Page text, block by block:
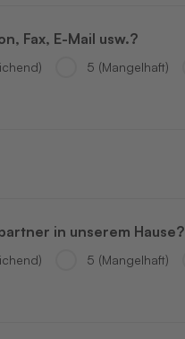
Fax, E-Mail usw.?
5 (Mangelhaft)
in unserem Hause?
5 (Mangelhaft)